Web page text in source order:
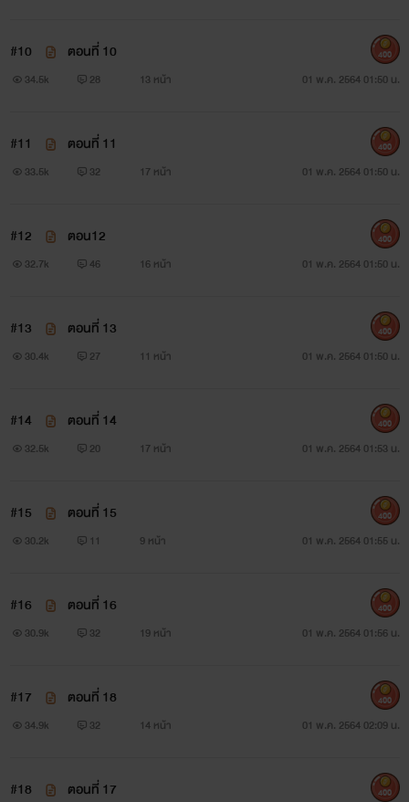
#ติดเหรียญนะจ๊ะ
#10 ตอนที่ 10
34.5k 28 13 หน้า 01 พ.ค. 2564 01:50 น.
400
#11 ตอนที่ 11
33.5k 32 17 หน้า 01 พ.ค. 2564 01:50 น.
400
#12 ตอน12
32.7k 46 16 หน้า 01 พ.ค. 2564 01:50 น.
400
#13 ตอนที่ 13
30.4k 27 11 หน้า 01 พ.ค. 2564 01:50 น.
400
#14 ตอนที่ 14
32.5k 20 17 หน้า 01 พ.ค. 2564 01:53 น.
400
#15 ตอนที่ 15
30.2k 11 9 หน้า 01 พ.ค. 2564 01:55 น.
400
#16 ตอนที่ 16
30.9k 32 19 หน้า 01 พ.ค. 2564 01:56 น.
400
#17 ตอนที่ 18
34.9k 32 14 หน้า 01 พ.ค. 2564 02:09 น.
400
#18 ตอนที่ 17 400